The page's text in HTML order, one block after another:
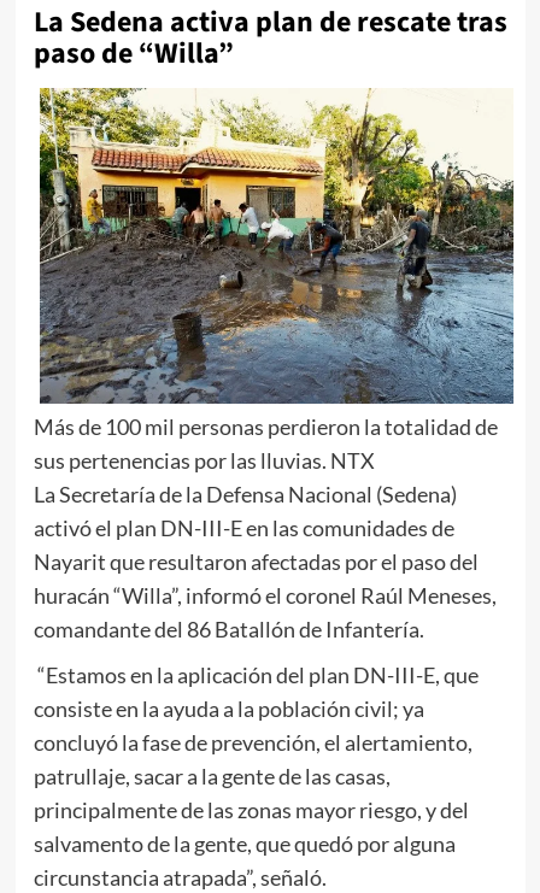
La Sedena activa plan de rescate tras
paso de “Willa”
Más de 100 mil personas perdieron la totalidad de
sus pertenencias por las lluvias. NTX
La Secretaría de la Defensa Nacional (Sedena)
activó el plan DN-III-E en las comunidades de
Nayarit que resultaron afectadas por el paso del
huracán “Willa”, informó el coronel Raúl Meneses,
comandante del 86 Batallón de Infantería.
“Estamos en la aplicación del plan DN-III-E, que
consiste en la ayuda a la población civil; ya
concluyó la fase de prevención, el alertamiento,
patrullaje, sacar a la gente de las casas,
principalmente de las zonas mayor riesgo, y del
salvamento de la gente, que quedó por alguna
circunstancia atrapada”, señaló.